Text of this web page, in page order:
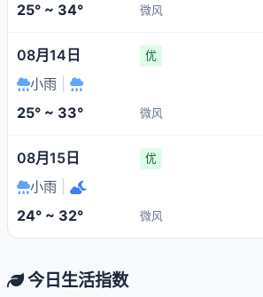
25° ~ 34° 微风
08月14日 优
小雨
25° ~ 33° 微风
08月15日 优
小雨
24° ~ 32° 微风
今日生活指数